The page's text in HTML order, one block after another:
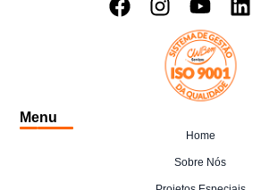
Menu
Home
Sobre Nós